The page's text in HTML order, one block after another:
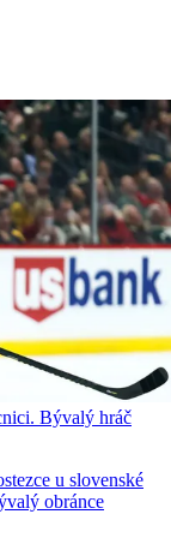
Bývalý hráč
u slovenské
obránce